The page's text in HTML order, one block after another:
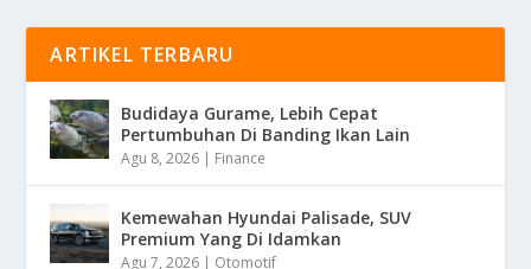
ARTIKEL TERBARU
Budidaya Gurame, Lebih Cepat
Pertumbuhan Di Banding Ikan Lain
Agu 8, 2026 | Finance
Kemewahan Hyundai Palisade, SUV
Premium Yang Di Idamkan
Agu 7, 2026 | Otomotif